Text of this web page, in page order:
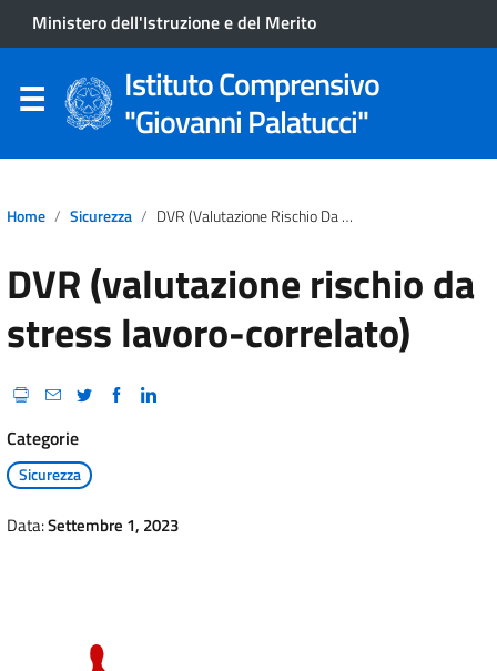
Ministero dell'Istruzione e del Merito
Istituto Comprensivo
"Giovanni Palatucci"
Home Sicurezza DVR (valutazione Rischio Da Stress Lavoro-Correlato)
DVR (valutazione rischio da
stress lavoro-correlato)
Categorie
Sicurezza
Data:Settembre 1, 2023